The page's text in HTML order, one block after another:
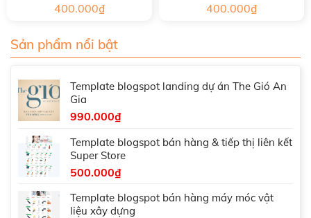
400.000₫ 400.000₫
Sản phẩm nổi bật
Template blogspot landing dự án The Gió An
Gia
990.000₫
Template blogspot bán hàng & tiếp thị liên kết
Super Store
500.000₫
Template blogspot bán hàng máy móc vật
liệu xây dựng